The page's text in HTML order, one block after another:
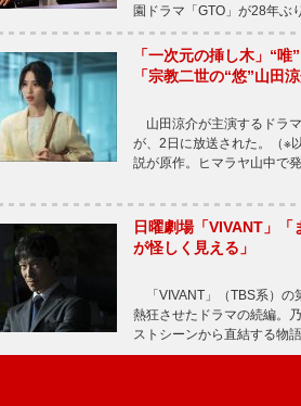
園ドラマ「GTO」が28年ぶ
「一次元の挿し木」“
「宗教二世の“悠”山田
山田涼介が主演するドラ
が、2日に放送された。（※
説が原作。ヒマラヤ山中で
日曜劇場「VIVANT」
が怪しく見える」
「VIVANT」（TBS系）
熱狂させたドラマの続編。
ストシーンから直結する物